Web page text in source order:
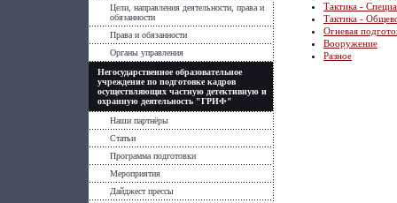
Цели, направления деятельности, права и
обязанности
Права и обязанности
Органы управления
Негосударственное образовательное
учреждение по подготовке кадров
осуществляющих частную детективную и
охранную деятельность "ГРИФ"
Наши партнёры
Статьи
Программа подготовки
Мероприятия
Дайджест прессы
Тактика -
Тактика -
Огневая
Вооружение
Разное